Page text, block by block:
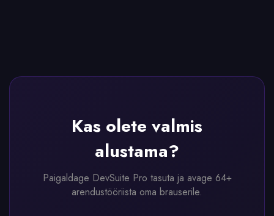
Kas olete valmis
alustama?
Paigaldage DevSuite Pro tasuta ja avage 64+
arendustööriista oma brauserile.